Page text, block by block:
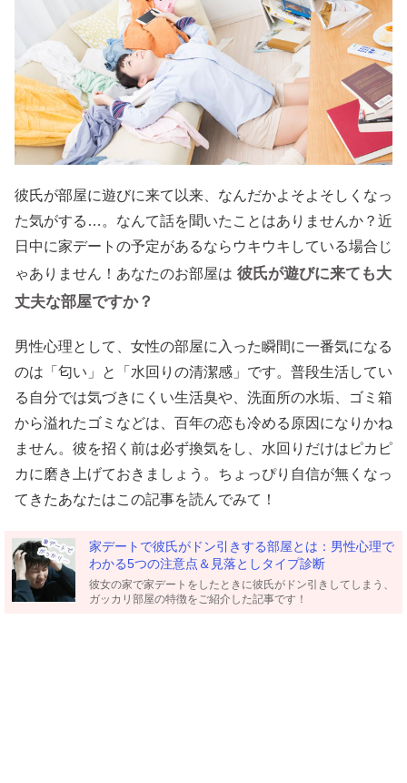
彼氏が部屋に遊びに来て以来、なんだかよそよそしくなっ
た気がする…。なんて話を聞いたことはありませんか？近
日中に家デートの予定があるならウキウキしている場合じ
ゃありません！あなたのお部屋は 彼氏が遊びに来ても大
丈夫な部屋ですか？
男性心理として、女性の部屋に入った瞬間に一番気になる
のは「匂い」と「水回りの清潔感」です。普段生活してい
る自分では気づきにくい生活臭や、洗面所の水垢、ゴミ箱
から溢れたゴミなどは、百年の恋も冷める原因になりかね
ません。彼を招く前は必ず換気をし、水回りだけはピカピ
カに磨き上げておきましょう。ちょっぴり自信が無くなっ
てきたあなたはこの記事を読んでみて！
家デートで彼氏がドン引きする部屋とは：男性心理で
わかる5つの注意点＆見落としタイプ診断
彼女の家で家デートをしたときに彼氏がドン引きしてしまう、
ガッカリ部屋の特徴をご紹介した記事です！